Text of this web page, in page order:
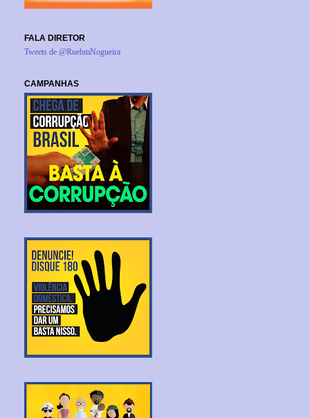
FALA DIRETOR
Tweets de @RuebmNogueira
CAMPANHAS